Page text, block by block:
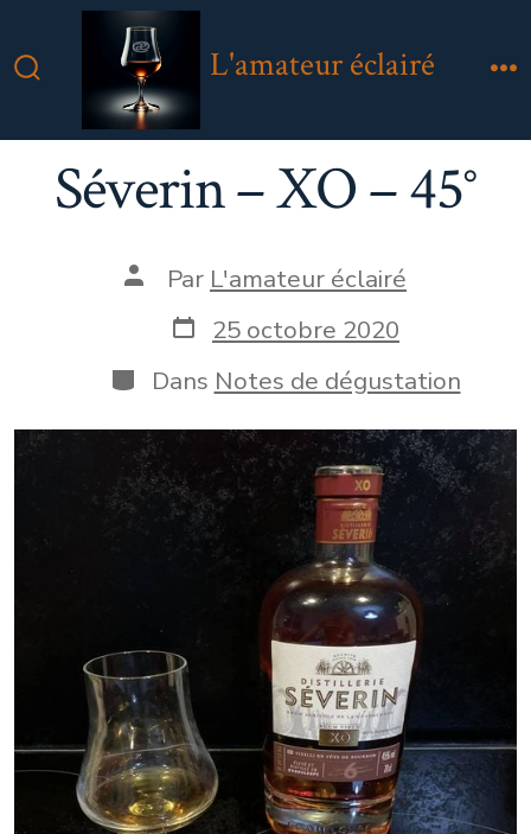
au
Bascule
Rechercher
L'amateur éclairé
Séverin – XO – 45°
Auteur
publication
Par L'amateur éclairé
Date
de
publication
25 octobre 2020
Catégories
Dans Notes de dégustation